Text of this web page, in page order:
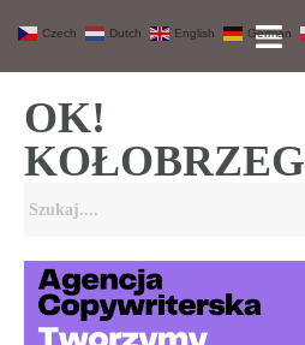
OK!
KOŁOBRZEG
Czech Dutch English German